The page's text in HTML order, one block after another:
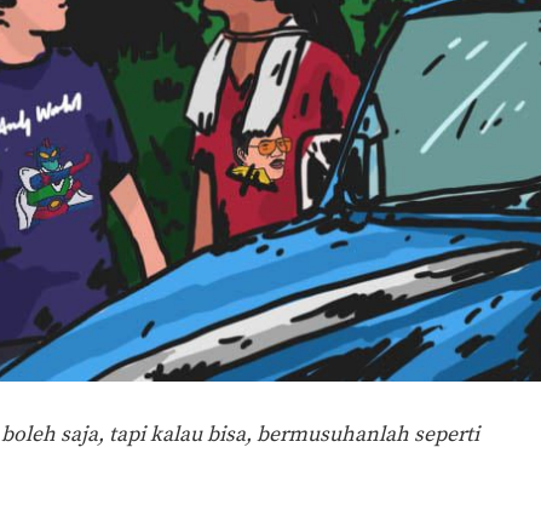
saja, tapi kalau bisa, bermusuhanlah seperti